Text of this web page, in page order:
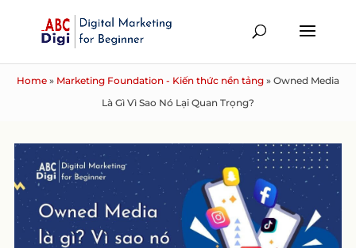
Home » Marketing Foundation - Kiến thức nền tảng » Owned Media
Là Gì Vì Sao Nó Lại Quan Trọng?